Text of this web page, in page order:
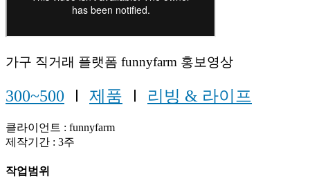
가구 직거래 플랫폼 funnyfarm 홍보영상
300~500 Ⅰ 제품 Ⅰ 리빙 & 라이프
클라이언트 : funnyfarm
제작기간 : 3주
작업범위